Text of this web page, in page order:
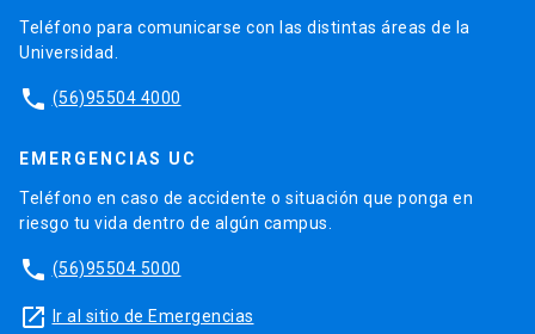
Teléfono para comunicarse con las distintas áreas de la
Universidad.
phone (56)95504 4000
EMERGENCIAS UC
Teléfono en caso de accidente o situación que ponga en
riesgo tu vida dentro de algún campus.
phone (56)95504 5000
launch Ir al sitio de Emergencias